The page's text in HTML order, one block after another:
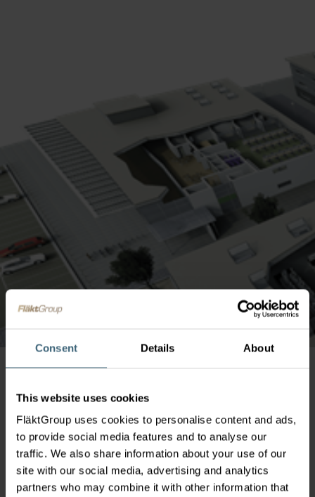
Consent Details About
This website uses cookies
FläktGroup uses cookies to personalise content and ads,
to provide social media features and to analyse our
traffic. We also share information about your use of our
site with our social media, advertising and analytics
partners who may combine it with other information that
Produkty Gigafactory